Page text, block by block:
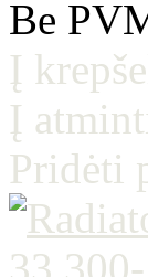
Be
Į
Į
Pridėti